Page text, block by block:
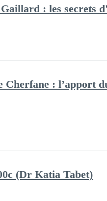
: les secrets
: l’apport
(Dr Katia Tabet)